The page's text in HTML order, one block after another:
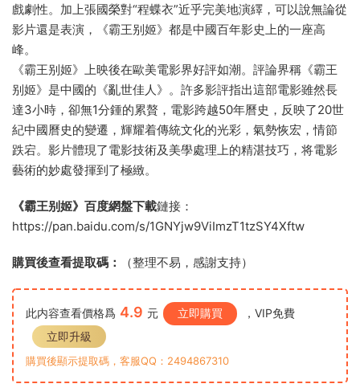
戲劇性。加上張國榮對“程蝶衣”近乎完美地演繹，可以說無論從
影片還是表演，《霸王别姬》都是中國百年影史上的一座高
峰。
《霸王别姬》上映後在歐美電影界好評如潮。評論界稱《霸王
别姬》是中國的《亂世佳人》。許多影評指出這部電影雖然長
達3小時，卻無1分鍾的累贅，電影跨越50年曆史，反映了20世
紀中國曆史的變遷，輝耀着傳統文化的光彩，氣勢恢宏，情節
跌宕。影片體現了電影技術及美學處理上的精湛技巧，将電影
藝術的妙處發揮到了極緻。
《霸王别姬》百度網盤下載鏈接：
https://pan.baidu.com/s/1GNYjw9ViImzT1tzSY4Xftw
購買後查看提取碼： （整理不易，感謝支持）
此内容查看價格爲 4.9 元 立即購買
，VIP免費
立即升級
購買後顯示提取碼，客服QQ：2494867310